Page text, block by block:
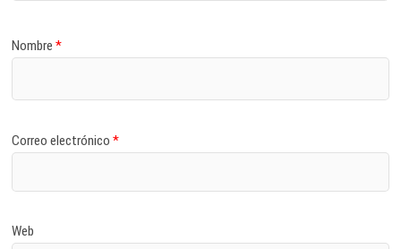
Nombre*
Correo electrónico*
Web